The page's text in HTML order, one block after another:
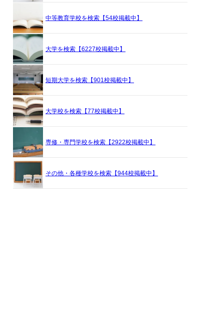
中等教育学校を検索【54校掲載中】
大学を検索【6227校掲載中】
短期大学を検索【901校掲載中】
大学校を検索【77校掲載中】
専修・専門学校を検索【2922校掲載中】
その他・各種学校を検索【944校掲載中】